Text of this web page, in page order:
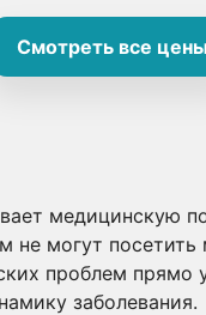
Смотреть все
медицинскую
могут
проблем прямо
заболевания.